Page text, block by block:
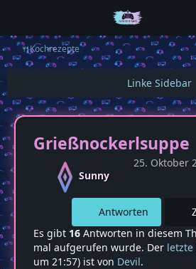
🍴Kochrezepte
Grießnockerlsuppe
Sunny
25. Oktober
Antworten
Es gibt 16 Antworten in diesem
mal aufgerufen wurde. Der letzte
um 21:57) ist von Devil.